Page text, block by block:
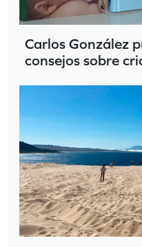
Carlos González
consejos sobre